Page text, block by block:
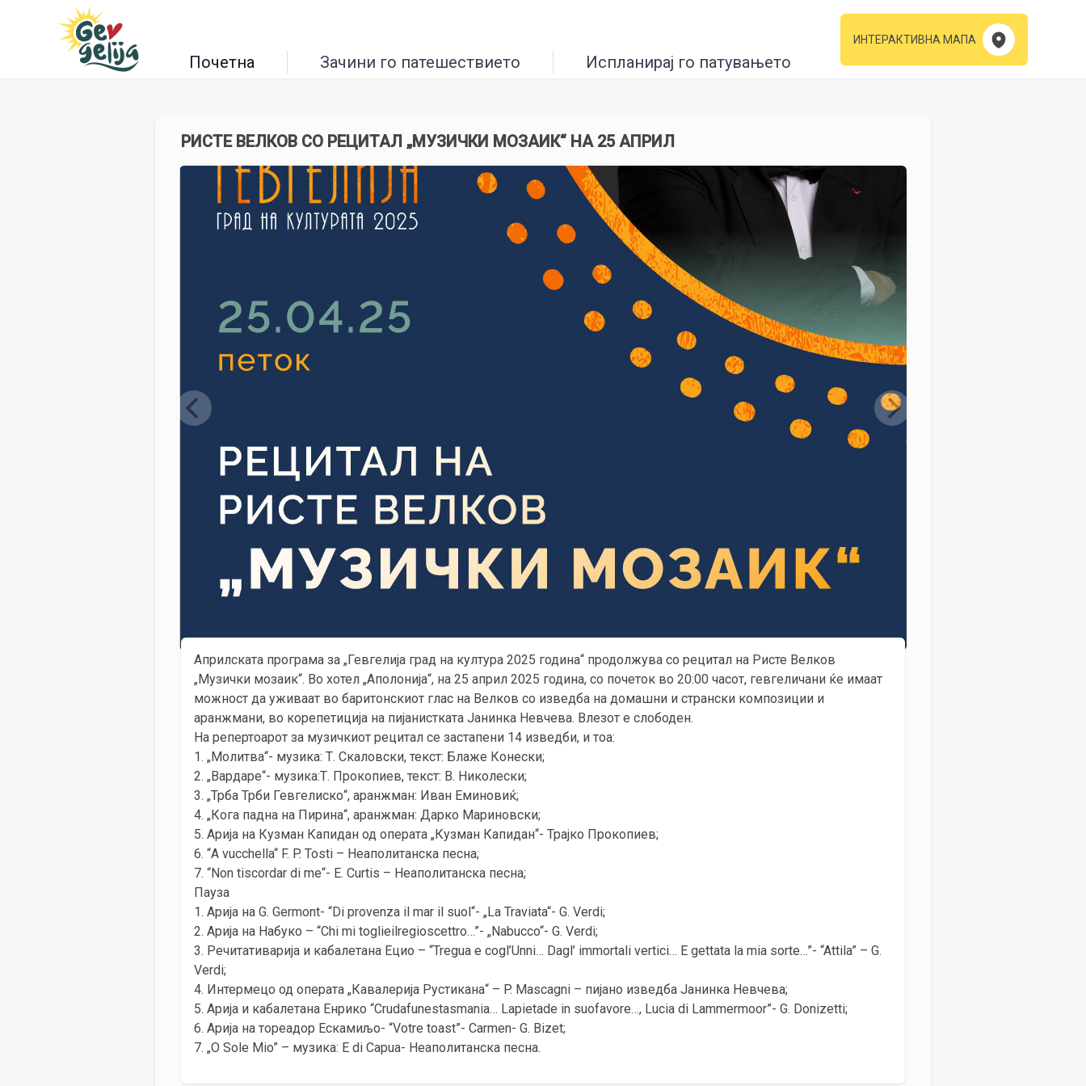
Почетна Зачини го патешествието Испланирај го патувањето
ИНТЕРАКТИВНА МАПА
РИСТЕ ВЕЛКОВ СО РЕЦИТАЛ „МУЗИЧКИ МОЗАИК“ НА 25 АПРИЛ
Априлската програма за „Гевгелија град на култура 2025 година“ продолжува со рецитал на Ристе Велков
„Музички мозаик“. Во хотел „Аполонија“, на 25 април 2025 година, со почеток во 20:00 часот, гевгеличани ќе имаат
можност да уживаат во баритонскиот глас на Велков со изведба на домашни и странски композиции и
аранжмани, во корепетиција на пијанистката Јанинка Невчева. Влезот е слободен.
На репертоарот за музичкиот рецитал се застапени 14 изведби, и тоа:
1. „Молитва“- музика: Т. Скаловски, текст: Блаже Конески;
2. „Вардаре“- музика:Т. Прокопиев, текст: В. Николески;
3. „Трба Трби Гевгелиско“, аранжман: Иван Еминовиќ;
4. „Кога падна на Пирина“, аранжман: Дарко Мариновски;
5. Арија на Кузман Капидан од операта „Кузман Капидан“- Трајко Прокопиев;
6. “A vucchella“ F. P. Tosti – Неаполитанска песна;
7. “Non tiscordar di me“- E. Curtis – Неаполитанска песна;
Пауза
1. Арија на G. Germont- “Di provenza il mar il suol“- „La Traviata“- G. Verdi;
2. Арија на Набуко – “Chi mi toglieilregioscettro…”- „Nabucco“- G. Verdi;
3. Речитативарија и кабалетана Ецио – “Tregua e cogl’Unni… Dagl’ immortali vertici… E gettata la mia sorte…”- “Attila” – G.
Verdi;
4. Интермецо од операта „Кавалерија Рустикана“ – P. Mascagni – пиjано изведба Јанинка Невчева;
5. Арија и кабалетана Енрико “Crudafunestasmania… Lapietade in suofavore…, Lucia di Lammermoor”- G. Donizetti;
6. Арија на тореадор Ескамиљо- “Votre toast”- Carmen- G. Bizet;
7. „O Sole Mio” – музика: E di Capua- Неаполитанска песна.